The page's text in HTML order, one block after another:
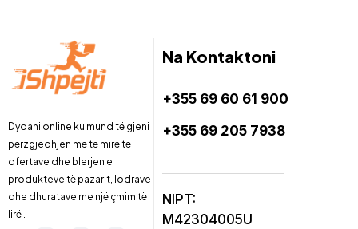
Dyqani online ku mund të gjeni
përzgjedhjen më të mirë të
ofertave dhe blerjen e
produkteve të pazarit, lodrave
dhe dhuratave me një çmim të
lirë .
Na Kontaktoni
+355 69 60 61 900
+355 69 205 7938
NIPT:
M42304005U